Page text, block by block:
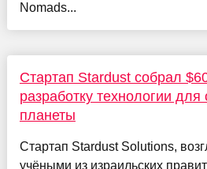
Nomads...
Стартап Stardust собрал
разработку технологии
планеты
Стартап Stardust Solutions,
учёными из израильских